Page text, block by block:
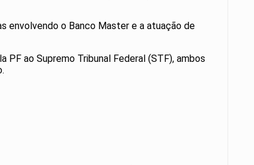
envolvendo o Banco Master e a atuação de
PF ao Supremo Tribunal Federal (STF), ambos